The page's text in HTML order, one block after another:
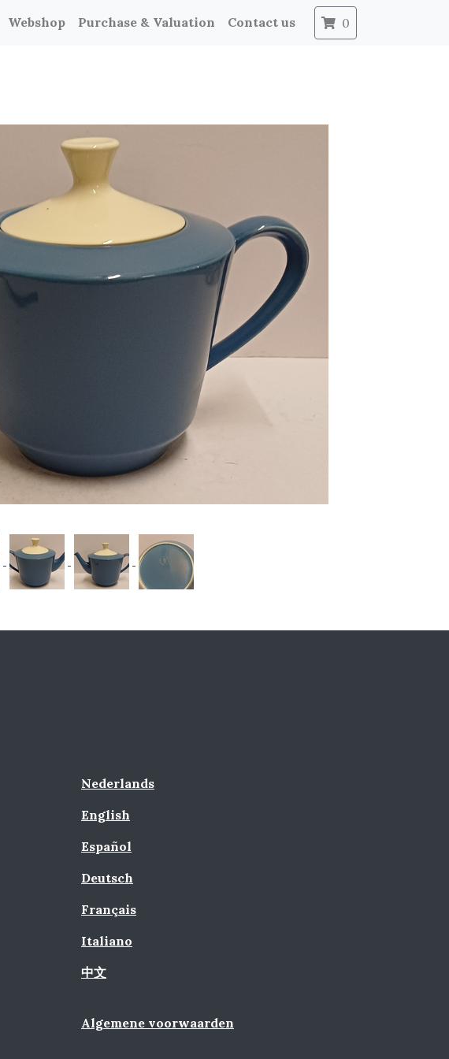
Webshop Purchase & Valuation Contact us 0
Nederlands
English
Español
Deutsch
Français
Italiano
中文
Algemene voorwaarden